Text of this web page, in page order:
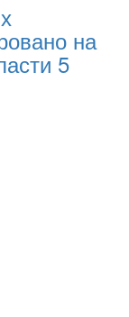
на
5